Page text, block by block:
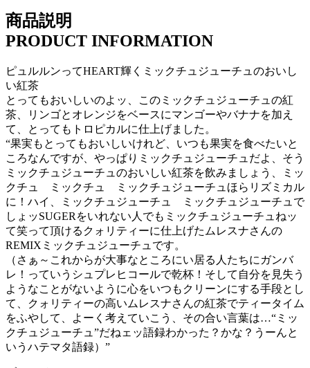
商品説明
PRODUCT INFORMATION
ピュルルンってHEART輝くミックチュジューチュのおいし
い紅茶
とってもおいしいのよッ、このミックチュジューチュの紅
茶、リンゴとオレンジをベースにマンゴーやバナナを加え
て、とってもトロピカルに仕上げました。
“果実もとってもおいしいけれど、いつも果実を食べたいと
ころなんですが、やっぱりミックチュジューチュだよ、そう
ミックチュジューチュのおいしい紅茶を飲みましょう、ミッ
クチュ ミックチュ ミックチュジューチュほらリズミカル
に！ハイ、ミックチュジューチュ ミックチュジューチュで
しょッSUGERをいれない人でもミックチュジューチュねッ
て笑って頂けるクォリティーに仕上げたムレスナさんの
REMIXミックチュジューチュです。
（さぁ～これからが大事なところにい居る人たちにガンバ
レ！っていうシュプレヒコールで乾杯！そして自分を見失う
ようなことがないように心をいつもクリーンにする手段とし
て、クォリティーの高いムレスナさんの紅茶でティータイム
をふやして、よーく考えていこう、その合い言葉は…“ミッ
クチュジューチュ”だねェッ語録わかった？かな？うーんと
いうハテマタ語録）”